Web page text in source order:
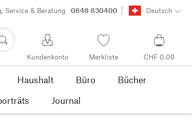
Service & Beratung 0848 830400 Deutsch
Kundenkonto Merkliste CHF 0.00
Haushalt Büro
Bücher
Journal